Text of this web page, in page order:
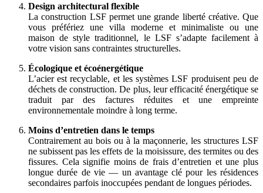
Design architectural flexible
La construction LSF permet une grande liberté créative. Que
vous préfériez une villa moderne et minimaliste ou une
maison de style traditionnel, le LSF s’adapte facilement à
votre vision sans contraintes structurelles.
Écologique et écoénergétique
L’acier est recyclable, et les systèmes LSF produisent peu de
déchets de construction. De plus, leur efficacité énergétique se
traduit par des factures réduites et une empreinte
environnementale moindre à long terme.
Moins d’entretien dans le temps
Contrairement au bois ou à la maçonnerie, les structures LSF
ne subissent pas les effets de la moisissure, des termites ou des
fissures. Cela signifie moins de frais d’entretien et une plus
longue durée de vie — un avantage clé pour les résidences
secondaires parfois inoccupées pendant de longues périodes.